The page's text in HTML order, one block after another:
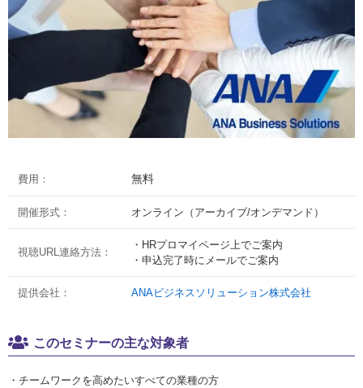
費用： 無料
開催形式： オンライン（アーカイブ/オンデマンド）
視聴URL連絡方法：
・HRプロマイページ上でご案内
・申込完了時にメールでご案内
提供会社： ANAビジネスソリューション株式会社
このセミナーの主な対象者
・チームワークを高めたいすべての業種の方